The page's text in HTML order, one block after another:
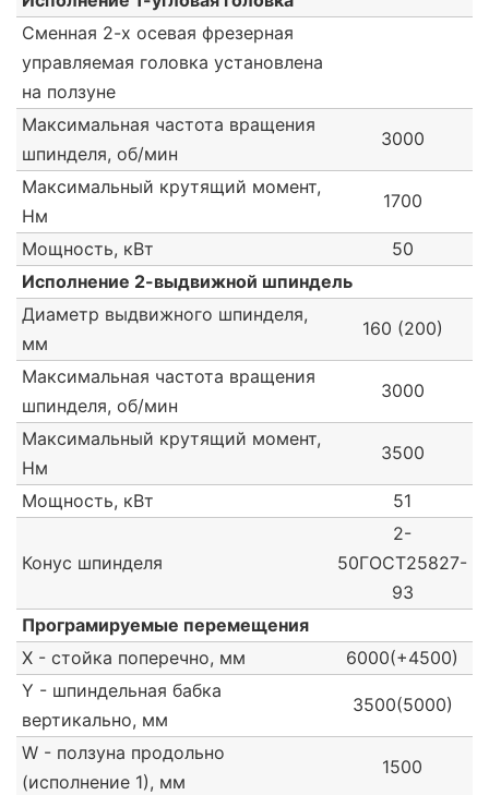
Сменная 2-х осевая фрезерная
управляемая головка установлена
на ползуне
Максимальная частота вращения
шпинделя, об/мин
3000
Максимальный крутящий момент,
Нм
1700
Мощность, кВт
50
Исполнение 2-выдвижной шпиндель
Диаметр выдвижного шпинделя,
мм
160 (200)
Максимальная частота вращения
шпинделя, об/мин
3000
Максимальный крутящий момент,
Нм
3500
Мощность, кВт 51
Конус шпинделя
2-
50ГОСТ25827-
93
Програмируемые перемещения
X - стойка поперечно, мм
6000(+4500)
Y - шпиндельная бабка
вертикально, мм
3500(5000)
W - ползуна продольно
(исполнение 1), мм
1500